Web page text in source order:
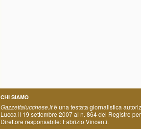
CHI SIAMO
Gazzettalucchese.itè una testata giornalistica
Lucca il 19 settembre 2007 al n. 864 del Registro
Direttore responsabile: Fabrizio Vincenti.